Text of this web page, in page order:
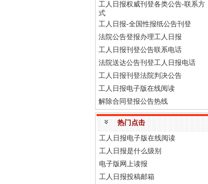
工人日报权威刊登各类公告-联系方
式
工人日报-全国性报纸公告刊登
法院公告登报办理工人日报
工人日报刊登公告联系电话
法院送达公告刊登工人日报电话
工人日报刊登法院判决公告
工人日报电子版在线阅读
解除合同登报公告热线
热门点击
工人日报电子版在线阅读
工人日报是什么级别
电子版网上读报
工人日报投稿邮箱